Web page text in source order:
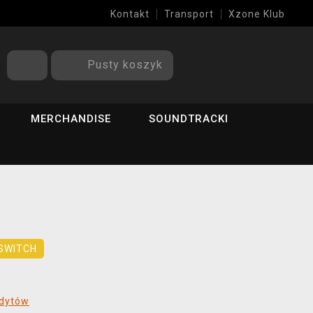
Kontakt Transport Xzone Klub
Pusty koszyk
MERCHANDISE SOUNDTRACKI